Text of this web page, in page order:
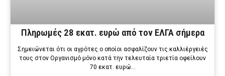
Πληρωμές 28 εκατ. ευρώ από τον ΕΛΓΑ σήμερα
Σημειώνεται ότι οι αγρότες ο οποίοι ασφαλίζουν τις καλλιέργειές
τους στον Οργανισμό μόνο κατά την τελευταία τριετία οφείλουν
70 εκατ. ευρώ…